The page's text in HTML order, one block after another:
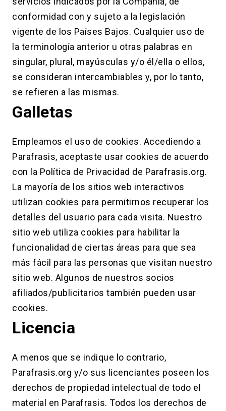
conformidad con y sujeto a la legislación
vigente de los Países Bajos. Cualquier uso de
la terminología anterior u otras palabras en
singular, plural, mayúsculas y/o él/ella o ellos,
se consideran intercambiables y, por lo tanto,
se refieren a las mismas.
Galletas
Empleamos el uso de cookies. Accediendo a
Parafrasis, aceptaste usar cookies de acuerdo
con la Política de Privacidad de Parafrasis.org.
La mayoría de los sitios web interactivos
utilizan cookies para permitirnos recuperar los
detalles del usuario para cada visita. Nuestro
sitio web utiliza cookies para habilitar la
funcionalidad de ciertas áreas para que sea
más fácil para las personas que visitan nuestro
sitio web. Algunos de nuestros socios
afiliados/publicitarios también pueden usar
cookies.
Licencia
A menos que se indique lo contrario,
Parafrasis.org y/o sus licenciantes poseen los
derechos de propiedad intelectual de todo el
material en Parafrasis. Todos los derechos de